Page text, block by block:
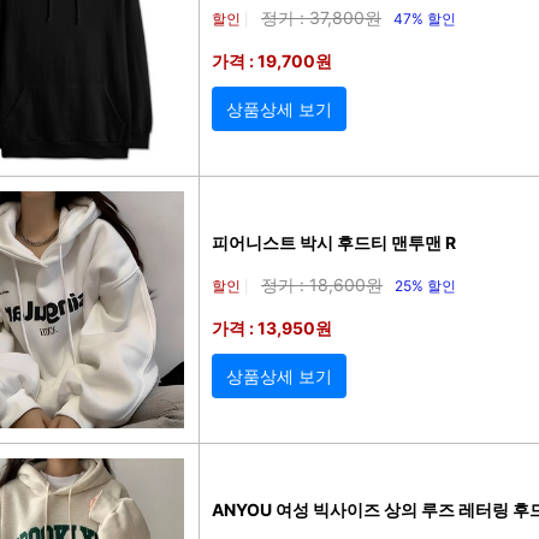
할인 정가 : 37,800원 47% 할인
가격 : 19,700원
상품상세 보기
피어니스트 박시 후드티 맨투맨 R
할인 정가 : 18,600원 25% 할인
가격 : 13,950원
상품상세 보기
ANYOU 여성 빅사이즈 상의 루즈 레터링 후